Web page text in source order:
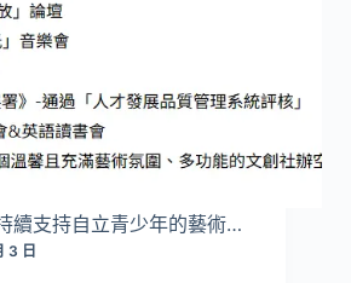
續支持自立青少年的藝術…
3 日